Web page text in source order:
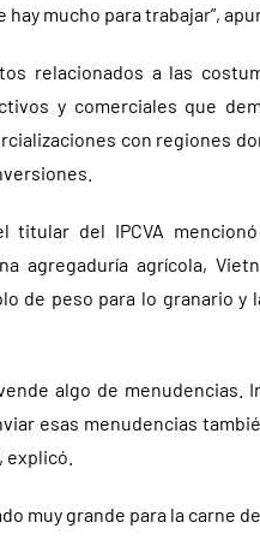
hay mucho para trabajar”,
relacionados a las
y comerciales que
con regiones
titular del IPCVA
agregaduría agrícola,
de peso para lo granario
algo de
esas menudencias
explicó.
muy grande para la carne